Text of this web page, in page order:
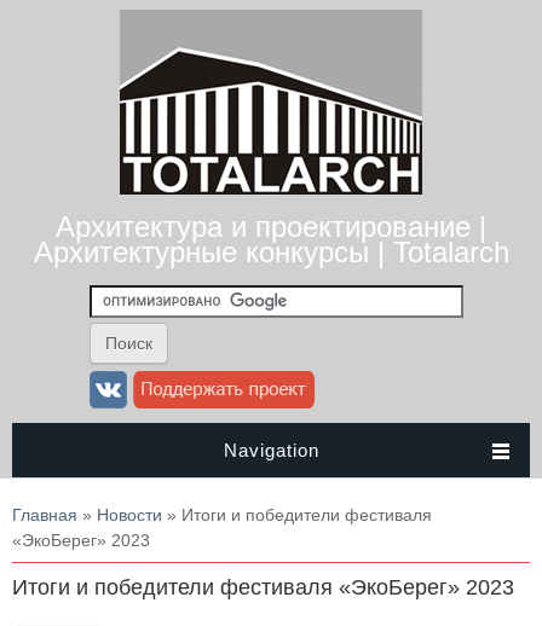
Архитектура и проектирование |
Архитектурные конкурсы | Totalarch
Navigation
Вы здесь
Главная » Новости » Итоги и победители фестиваля
«ЭкоБерег» 2023
Итоги и победители фестиваля «ЭкоБерег» 2023